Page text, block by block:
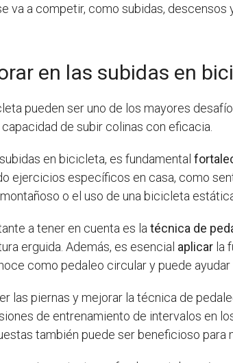
va a competir, como subidas,
en las subidas en
pueden ser uno de los mayores
de subir colinas con eficacia.
en bicicleta, es fundamental
ejercicios específicos en casa, como
o el uso de una bicicleta
a tener en cuenta es latécnica de
erguida. Además, es esencial aplicar la
como pedaleo circular y puede ayudar
las piernas y mejorar la técnica de
de entrenamiento de intervalos en
también puede ser beneficioso para